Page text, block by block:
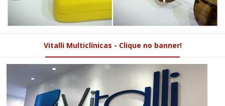
Vitalli Multiclínicas - Clique no banner!